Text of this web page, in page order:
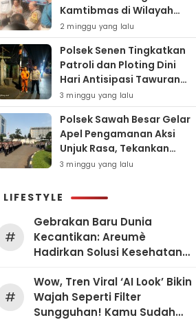
Kamtibmas di Wilayah
Kampung Bali
2 minggu yang lalu
Polsek Senen Tingkatkan
Patroli dan Ploting Dini
Hari Antisipasi Tawuran
serta Gangguan
Kamtibmas
3 minggu yang lalu
Polsek Sawah Besar Gelar
Apel Pengamanan Aksi
Unjuk Rasa, Tekankan
Pelayanan Humanis dan
3 minggu yang lalu
LIFESTYLE
#
Gebrakan Baru Dunia
Kecantikan: Areumè
Hadirkan Solusi Kesehatan
#
Wow, Tren Viral ‘AI Look’ Bikin
Wajah Seperti Filter
Sungguhan! Kamu Sudah